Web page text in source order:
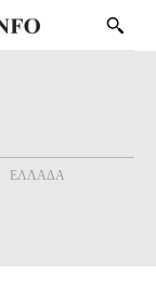
ΕΛΛΑΔΑ